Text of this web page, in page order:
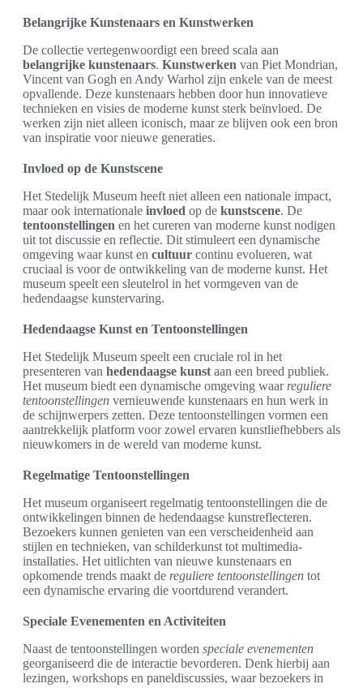
Belangrijke Kunstenaars en Kunstwerken
De collectie vertegenwoordigt een breed scala aan
belangrijke kunstenaars. Kunstwerken van Piet Mondrian,
Vincent van Gogh en Andy Warhol zijn enkele van de meest
opvallende. Deze kunstenaars hebben door hun innovatieve
technieken en visies de moderne kunst sterk beïnvloed. De
werken zijn niet alleen iconisch, maar ze blijven ook een bron
van inspiratie voor nieuwe generaties.
Invloed op de Kunstscene
Het Stedelijk Museum heeft niet alleen een nationale impact,
maar ook internationale invloed op de kunstscene. De
tentoonstellingen en het cureren van moderne kunst nodigen
uit tot discussie en reflectie. Dit stimuleert een dynamische
omgeving waar kunst en cultuur continu evolueren, wat
cruciaal is voor de ontwikkeling van de moderne kunst. Het
museum speelt een sleutelrol in het vormgeven van de
hedendaagse kunstervaring.
Hedendaagse Kunst en Tentoonstellingen
Het Stedelijk Museum speelt een cruciale rol in het
presenteren van hedendaagse kunst aan een breed publiek.
Het museum biedt een dynamische omgeving waar reguliere
tentoonstellingen vernieuwende kunstenaars en hun werk in
de schijnwerpers zetten. Deze tentoonstellingen vormen een
aantrekkelijk platform voor zowel ervaren kunstliefhebbers als
nieuwkomers in de wereld van moderne kunst.
Regelmatige Tentoonstellingen
Het museum organiseert regelmatig tentoonstellingen die de
ontwikkelingen binnen de hedendaagse kunstreflecteren.
Bezoekers kunnen genieten van een verscheidenheid aan
stijlen en technieken, van schilderkunst tot multimedia-
installaties. Het uitlichten van nieuwe kunstenaars en
opkomende trends maakt de reguliere tentoonstellingen tot
een dynamische ervaring die voortdurend verandert.
Speciale Evenementen en Activiteiten
Naast de tentoonstellingen worden speciale evenementen
georganiseerd die de interactie bevorderen. Denk hierbij aan
lezingen, workshops en paneldiscussies, waar bezoekers in